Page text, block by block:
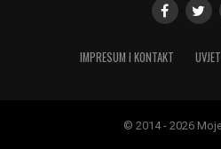
IMPRESUM I KONTAKT
© 2014 - 2026